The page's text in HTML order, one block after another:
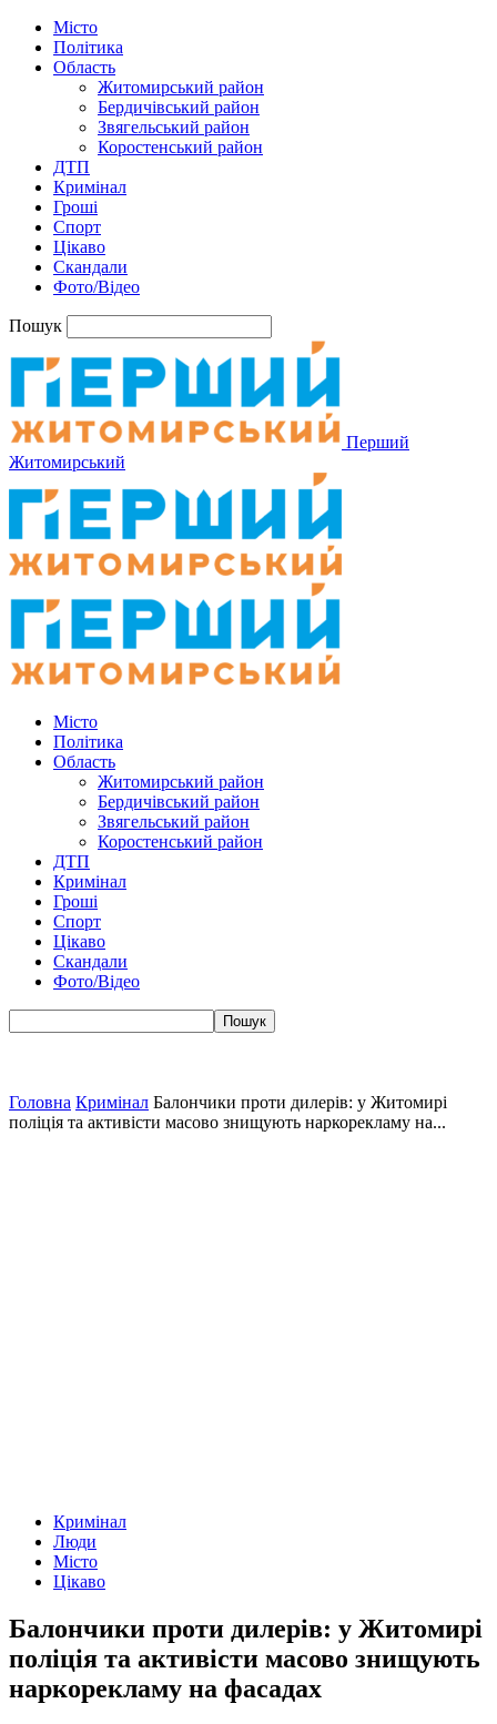
Місто
Політика
Область
Житомирський район
Бердичівський район
Звягельський район
Коростенський район
ДТП
Кримінал
Гроші
Спорт
Цікаво
Скандали
Фото/Відео
Пошук
Перший
Житомирський
Місто
Політика
Область
Житомирський район
Бердичівський район
Звягельський район
Коростенський район
ДТП
Кримінал
Гроші
Спорт
Цікаво
Скандали
Фото/Відео
Головна Кримінал Балончики проти дилерів: у Житомирі
поліція та активісти масово знищують наркорекламу на...
Кримінал
Люди
Місто
Цікаво
Балончики проти дилерів: у Житомирі
поліція та активісти масово знищують
наркорекламу на фасадах